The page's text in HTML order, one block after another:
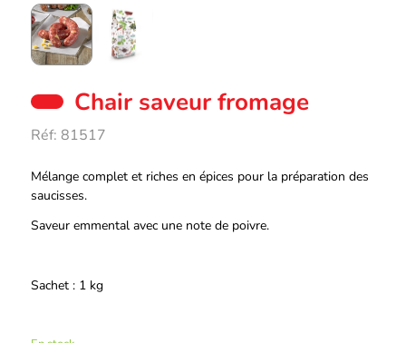
Chair saveur fromage
Réf: 81517
Description
Mélange complet et riches en épices pour la préparation des
saucisses.
Saveur emmental avec une note de poivre.
Sachet : 1 kg